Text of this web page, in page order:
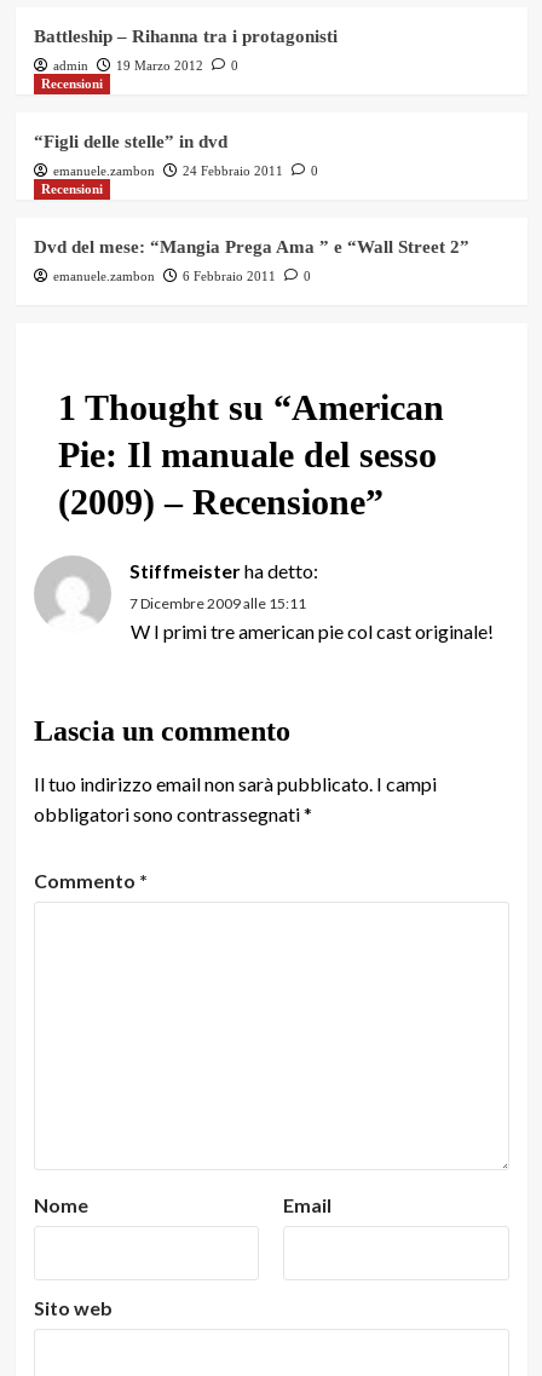
Battleship – Rihanna tra i protagonisti
admin 19 Marzo 2012
0
Recensioni
“Figli delle stelle” in dvd
emanuele.zambon 24 Febbraio 2011
0
Recensioni
Dvd del mese: “Mangia Prega Ama ” e “Wall Street 2”
emanuele.zambon 6 Febbraio 2011 0
1 Thought su “American
Pie: Il manuale del sesso
(2009) – Recensione”
Stiffmeisterha detto:
7 Dicembre 2009 alle 15:11
W I primi tre american pie col cast originale!
Lascia un commento
Il tuo indirizzo email non sarà pubblicato. I campi
obbligatori sono contrassegnati*
Commento *
Nome Email
Sito web